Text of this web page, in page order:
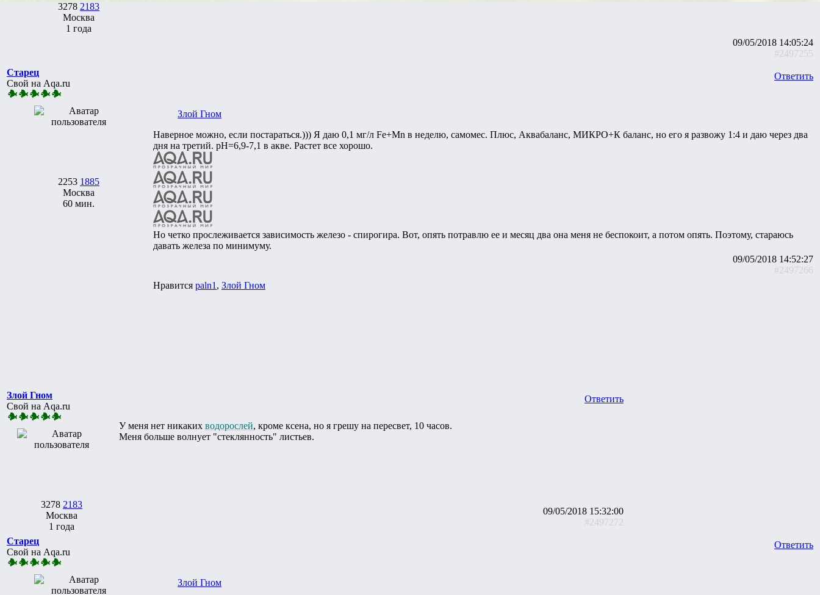
3278 2183
Москва
1 года
09/05/2018 14:05:24
#2497255
Старец
Свой на Aqa.ru
2253 1885
Москва
60 мин.
Ответить
Злой Гном
Наверное можно, если постараться.))) Я даю 0,1 мг/л Fe+Mn в неделю, самомес. Плюс, Аквабаланс, МИКРО+К баланс, но его я развожу 1:4 и даю через два
дня на третий. рН=6,9-7,1 в акве. Растет все хорошо.
Но четко прослеживается зависимость железо - спирогира. Вот, опять потравлю ее и месяц два она меня не беспокоит, а потом опять. Поэтому, стараюсь
давать железа по минимуму.
09/05/2018 14:52:27
#2497266
Нравится paln1 , Злой Гном
Злой Гном
Свой на Aqa.ru
3278 2183
Москва
1 года
Ответить
У меня нет никаких водорослей, кроме ксена, но я грешу на пересвет, 10 часов.
Меня больше волнует "стеклянность" листьев.
09/05/2018 15:32:00
#2497272
Старец
Свой на Aqa.ru
Ответить
Злой Гном